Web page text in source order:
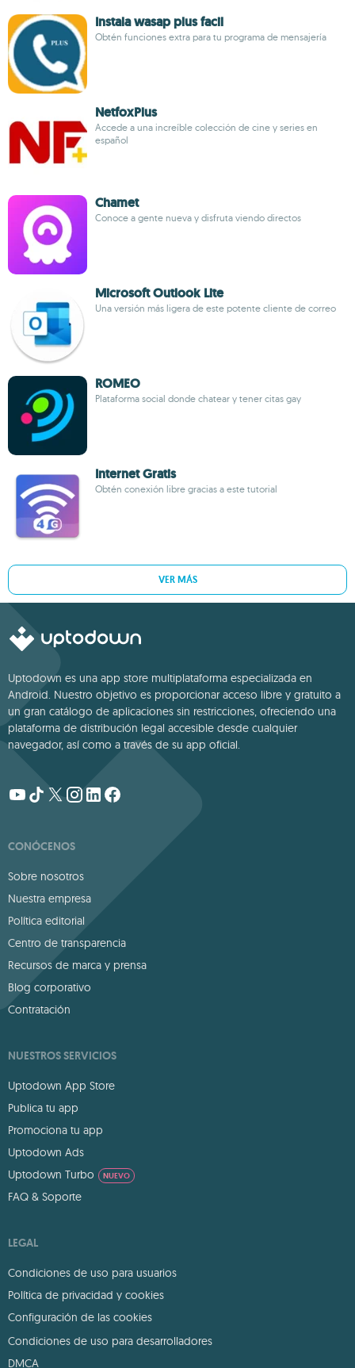
Instala wasap plus facil
Obtén funciones extra para tu programa de mensajería
NetfoxPlus
Accede a una increíble colección de cine y series en
español
Chamet
Conoce a gente nueva y disfruta viendo directos
Microsoft Outlook Lite
Una versión más ligera de este potente cliente de correo
ROMEO
Plataforma social donde chatear y tener citas gay
Internet Gratis
Obtén conexión libre gracias a este tutorial
VER MÁS
Uptodown es una app store multiplataforma especializada en
Android. Nuestro objetivo es proporcionar acceso libre y gratuito a
un gran catálogo de aplicaciones sin restricciones, ofreciendo una
plataforma de distribución legal accesible desde cualquier
navegador, así como a través de su app oficial.
CONÓCENOS
Sobre nosotros
Nuestra empresa
Política editorial
Centro de transparencia
Recursos de marca y prensa
Blog corporativo
Contratación
NUESTROS SERVICIOS
Uptodown App Store
Publica tu app
Promociona tu app
Uptodown Ads
Uptodown Turbo
NUEVO
FAQ & Soporte
LEGAL
Condiciones de uso para usuarios
Política de privacidad y cookies
Configuración de las cookies
Condiciones de uso para desarrolladores
DMCA